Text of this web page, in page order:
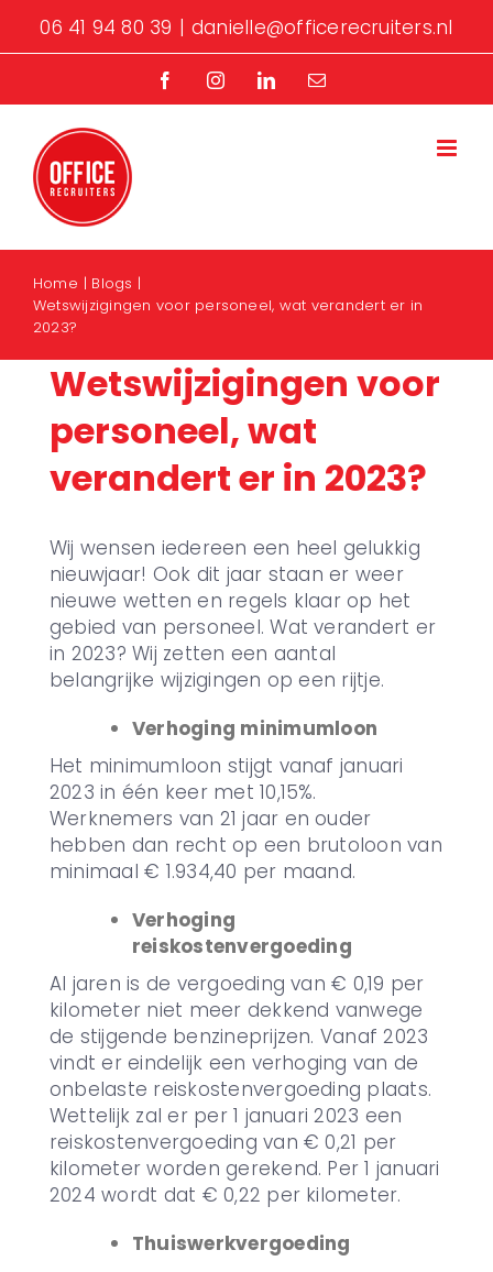
06 41 94 80 39 | danielle@officerecruiters.nl
FacebookInstagramLinkedInE-
Home
Blogs
Wetswijzigingen voor personeel, wat verandert er in
2023?
Wetswijzigingen voor
personeel, wat
verandert er in 2023?
Wij wensen iedereen een heel gelukkig
nieuwjaar! Ook dit jaar staan er weer
nieuwe wetten en regels klaar op het
gebied van personeel. Wat verandert er
in 2023? Wij zetten een aantal
belangrijke wijzigingen op een rijtje.
Verhoging minimumloon
Het minimumloon stijgt vanaf januari
2023 in één keer met 10,15%.
Werknemers van 21 jaar en ouder
hebben dan recht op een brutoloon van
minimaal € 1.934,40 per maand.
Verhoging
reiskostenvergoeding
Al jaren is de vergoeding van € 0,19 per
kilometer niet meer dekkend vanwege
de stijgende benzineprijzen. Vanaf 2023
vindt er eindelijk een verhoging van de
onbelaste reiskostenvergoeding plaats.
Wettelijk zal er per 1 januari 2023 een
reiskostenvergoeding van € 0,21 per
kilometer worden gerekend. Per 1 januari
2024 wordt dat € 0,22 per kilometer.
Thuiswerkvergoeding